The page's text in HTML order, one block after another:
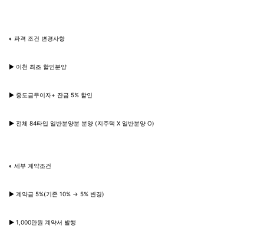
◐ 파격 조건 변경사항
▶ 이천 최초 할인분양
▶ 중도금무이자+ 잔금 5% 할인
▶ 전체 84타입 일반분양분 분양 (지주택 X 일반분양 O)
◐ 세부 계약조건
▶ 계약금 5%(기존 10% → 5% 변경)
▶ 1,000만원 계약서 발행